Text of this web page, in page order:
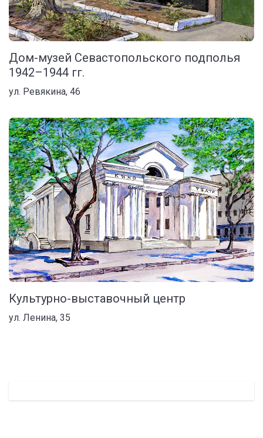
Дом-музей Севастопольского подполья
1942–1944 гг.
ул. Ревякина, 46
Культурно-выставочный центр
ул. Ленина, 35